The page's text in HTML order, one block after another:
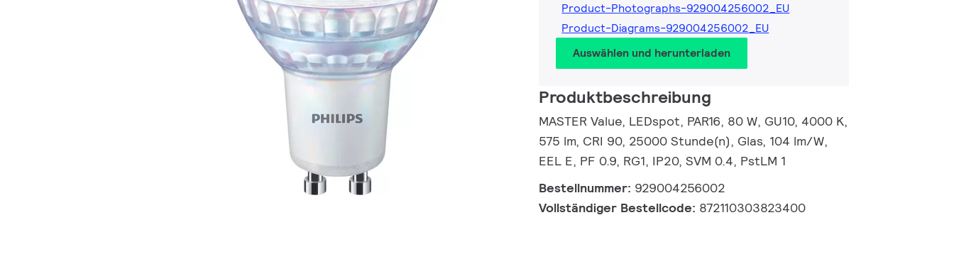
Product-Photographs-929004256002_EU
Product-Diagrams-929004256002_EU
Auswählen und herunterladen
Produktbeschreibung
MASTER Value, LEDspot, PAR16, 80 W, GU10, 4000 K,
575 lm, CRI 90, 25000 Stunde(n), Glas, 104 lm/W,
EEL E, PF 0.9, RG1, IP20, SVM 0.4, PstLM 1
Bestellnummer: 929004256002
Vollständiger Bestellcode: 872110303823400